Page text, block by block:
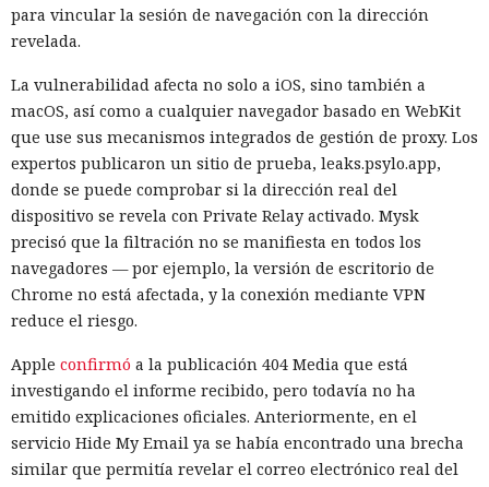
para vincular la sesión de navegación con la dirección
revelada.
La vulnerabilidad afecta no solo a iOS, sino también a
macOS, así como a cualquier navegador basado en WebKit
que use sus mecanismos integrados de gestión de proxy. Los
expertos publicaron un sitio de prueba, leaks.psylo.app,
donde se puede comprobar si la dirección real del
dispositivo se revela con Private Relay activado. Mysk
precisó que la filtración no se manifiesta en todos los
navegadores — por ejemplo, la versión de escritorio de
Chrome no está afectada, y la conexión mediante VPN
reduce el riesgo.
Apple confirmó a la publicación 404 Media que está
investigando el informe recibido, pero todavía no ha
emitido explicaciones oficiales. Anteriormente, en el
servicio Hide My Email ya se había encontrado una brecha
similar que permitía revelar el correo electrónico real del